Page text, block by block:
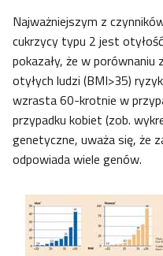
Najważniejszym z
cukrzycy typu 2 jest
pokazały, że w porównaniu
otyłych ludzi (BMI>35)
wzrasta 60-krotnie w
przypadku kobiet (zob.
genetyczne, uważa się, że
odpowiada wiele genów.